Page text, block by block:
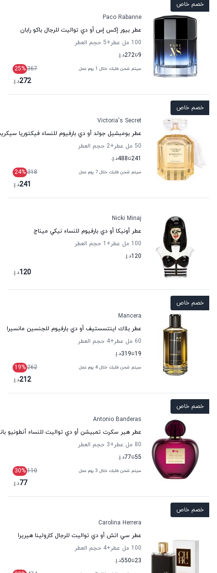
خصم خاص
Paco Rabanne
عطر بيور إكس إس أو دي تواليت للرجال باكو رابان
100 مل عطر
+5
حجم العطر
9تا272د.إ.
سيتم شحن طلبك خلال 1 يوم عمل 367
25%
272د.إ.
خصم خاص
Victoria's Secret
عطر بومبشيل جولد أو دي بارفيوم للنساء فيكتوريا
50 مل عطر
+2
حجم العطر
241تا488د.إ.
سيتم شحن طلبك خلال 7 يوم عمل 318
24%
241د.إ.
Nicki Minaj
عطر أونيكا أو دي بارفيوم للنساء نيكي ميناج
100 مل عطر
+1
حجم العطر
120د.إ.
120د.إ.
خصم خاص
Mancera
عطر بلاك اينتسستيف أو دي بارفيوم للجنسين مانسيرا
60 مل عطر
+4
حجم العطر
19تا319د.إ.
سيتم شحن طلبك خلال 4 يوم عمل 262
19%
212د.إ.
خصم خاص
Antonio Banderas
عطر هير سكرت تمبيشن أو دي تواليت للنساء أنطونيو
80 مل عطر
+3
حجم العطر
55تا77د.إ.
سيتم شحن طلبك خلال 3 يوم عمل 110
30%
77د.إ.
خصم خاص
Carolina Herrera
عطر سي اتش أو دي تواليت للرجال كارولينا هيريرا
100 مل عطر
+4
حجم العطر
23تا550د.إ.